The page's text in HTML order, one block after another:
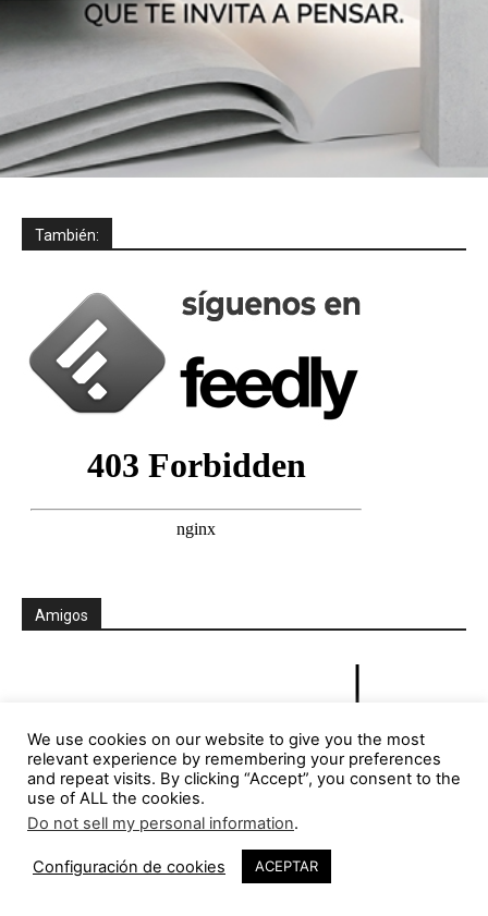
También:
Amigos
We use cookies on our website to give you the most
relevant experience by remembering your preferences
and repeat visits. By clicking “Accept”, you consent to the
use of ALL the cookies.
Do not sell my personal information.
Configuración de cookies ACEPTAR